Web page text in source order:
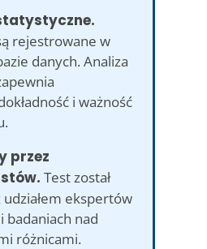
rejestrowane w
danych. Analiza
i ważność
przez
Test został
ekspertów
badaniach nad
różnicami.